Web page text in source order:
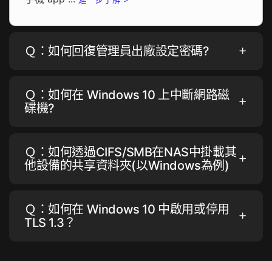
Ｑ：如何回復管理員出廠設定密碼?
Ｑ：如何在 Windows 10 上中斷網路磁
碟機?
Ｑ：如何透過CIFS/SMB在NAS中掛載其
他設備的共享資料夾(以Windows為例)
Ｑ：如何在 Windows 10 中啟用或停用
TLS 1.3？